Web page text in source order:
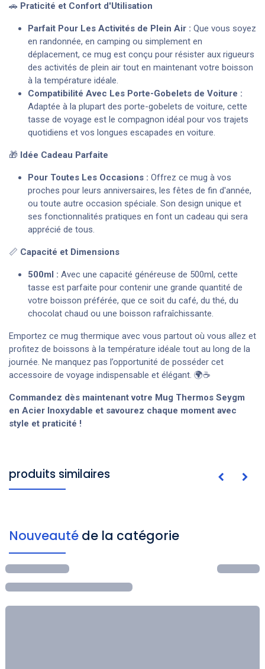
🚗 Praticité et Confort d'Utilisation
Parfait Pour Les Activités de Plein Air : Que vous soyez
en randonnée, en camping ou simplement en
déplacement, ce mug est conçu pour résister aux rigueurs
des activités de plein air tout en maintenant votre boisson
à la température idéale.
Compatibilité Avec Les Porte-Gobelets de Voiture :
Adaptée à la plupart des porte-gobelets de voiture, cette
tasse de voyage est le compagnon idéal pour vos trajets
quotidiens et vos longues escapades en voiture.
🎁 Idée Cadeau Parfaite
Pour Toutes Les Occasions : Offrez ce mug à vos
proches pour leurs anniversaires, les fêtes de fin d'année,
ou toute autre occasion spéciale. Son design unique et
ses fonctionnalités pratiques en font un cadeau qui sera
apprécié de tous.
📏 Capacité et Dimensions
500ml : Avec une capacité généreuse de 500ml, cette
tasse est parfaite pour contenir une grande quantité de
votre boisson préférée, que ce soit du café, du thé, du
chocolat chaud ou une boisson rafraîchissante.
Emportez ce mug thermique avec vous partout où vous allez et
profitez de boissons à la température idéale tout au long de la
journée. Ne manquez pas l’opportunité de posséder cet
accessoire de voyage indispensable et élégant. 🌍☕
Commandez dès maintenant votre Mug Thermos Seygm
en Acier Inoxydable et savourez chaque moment avec
style et praticité !
produits similaires
Nouveauté de la catégorie